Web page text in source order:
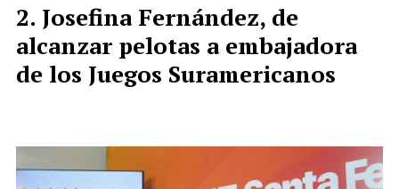
Josefina Fernández, de
alcanzar pelotas a embajadora
de los Juegos Suramericanos